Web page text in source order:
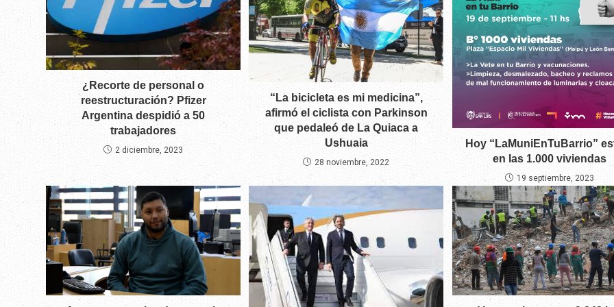
¿Recorte de personal o
reestructuración? Pfizer
Argentina despidió a 50
trabajadores
2 diciembre, 2023
“La bicicleta es mi medicina”,
afirmó el ciclista con Parkinson
que pedaleó de La Quiaca a
Ushuaia
28 noviembre, 2022
Hoy “LaMuniEnTuBarrio”
en las 1.000 viviendas
19 septiembre, 2023